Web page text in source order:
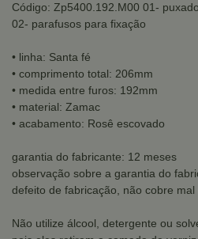
Código: Zp5400.192.M00 01-
02- parafusos para fixação
• linha: Santa fé
• comprimento total: 206mm
• medida entre furos: 192mm
• material: Zamac
• acabamento: Rosê escovado
garantia do fabricante: 12 meses
observação sobre a garantia do
defeito de fabricação, não cobre mal
Não utilize álcool, detergente ou